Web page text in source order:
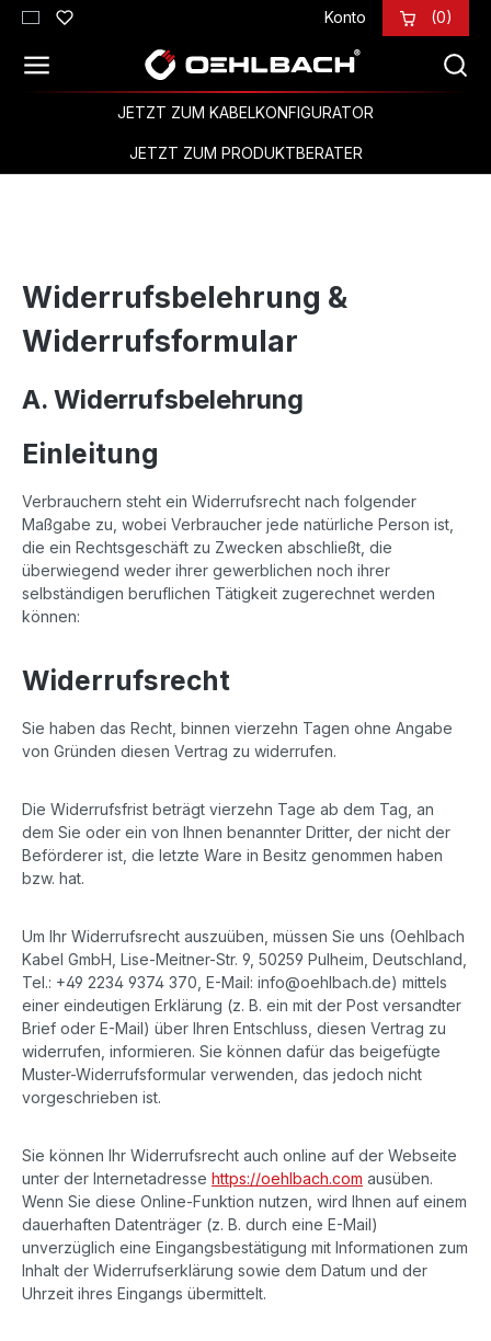
Zum Hauptinhalt springen Konto (0)
JETZT ZUM KABELKONFIGURATOR
JETZT ZUM PRODUKTBERATER
Widerrufsbelehrung &
Widerrufsformular
A. Widerrufsbelehrung
Einleitung
Verbrauchern steht ein Widerrufsrecht nach folgender
Maßgabe zu, wobei Verbraucher jede natürliche Person ist,
die ein Rechtsgeschäft zu Zwecken abschließt, die
überwiegend weder ihrer gewerblichen noch ihrer
selbständigen beruflichen Tätigkeit zugerechnet werden
können:
Widerrufsrecht
Sie haben das Recht, binnen vierzehn Tagen ohne Angabe
von Gründen diesen Vertrag zu widerrufen.
Die Widerrufsfrist beträgt vierzehn Tage ab dem Tag, an
dem Sie oder ein von Ihnen benannter Dritter, der nicht der
Beförderer ist, die letzte Ware in Besitz genommen haben
bzw. hat.
Um Ihr Widerrufsrecht auszuüben, müssen Sie uns (Oehlbach
Kabel GmbH, Lise-Meitner-Str. 9, 50259 Pulheim, Deutschland,
Tel.: +49 2234 9374 370, E-Mail: info@oehlbach.de) mittels
einer eindeutigen Erklärung (z. B. ein mit der Post versandter
Brief oder E-Mail) über Ihren Entschluss, diesen Vertrag zu
widerrufen, informieren. Sie können dafür das beigefügte
Muster-Widerrufsformular verwenden, das jedoch nicht
vorgeschrieben ist.
Sie können Ihr Widerrufsrecht auch online auf der Webseite
unter der Internetadresse https://oehlbach.com ausüben.
Wenn Sie diese Online-Funktion nutzen, wird Ihnen auf einem
dauerhaften Datenträger (z. B. durch eine E-Mail)
unverzüglich eine Eingangsbestätigung mit Informationen zum
Inhalt der Widerrufserklärung sowie dem Datum und der
Uhrzeit ihres Eingangs übermittelt.